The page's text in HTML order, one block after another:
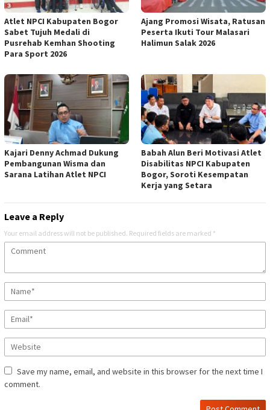
Atlet NPCI Kabupaten Bogor
Sabet Tujuh Medali di
Pusrehab Kemhan Shooting
Para Sport 2026
Ajang Promosi Wisata, Ratusan
Peserta Ikuti Tour Malasari
Halimun Salak 2026
Kajari Denny Achmad Dukung
Pembangunan Wisma dan
Sarana Latihan Atlet NPCI
Babah Alun Beri Motivasi Atlet
Disabilitas NPCI Kabupaten
Bogor, Soroti Kesempatan
Kerja yang Setara
Leave a Reply
Your email address will not be published. Required fields are marked *
Save my name, email, and website in this browser for the next time I
comment.